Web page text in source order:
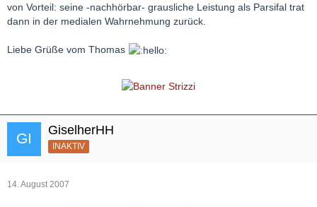
von Vorteil: seine -nachhörbar- grausliche Leistung als Parsifal trat
dann in der medialen Wahrnehmung zurück.
Liebe Grüße vom Thomas
GiselherHH
INAKTIV
14. August 2007